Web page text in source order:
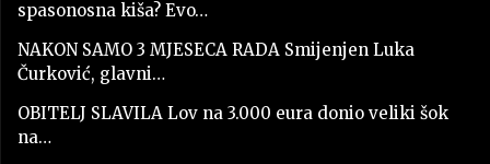
spasonosna kiša? Evo…
NAKON SAMO 3 MJESECA RADA Smijenjen Luka
Čurković, glavni…
OBITELJ SLAVILA Lov na 3.000 eura donio veliki šok
na…